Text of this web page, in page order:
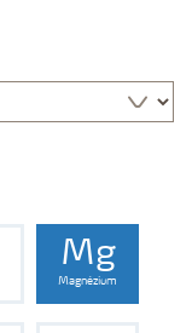
Mg
Magnézium